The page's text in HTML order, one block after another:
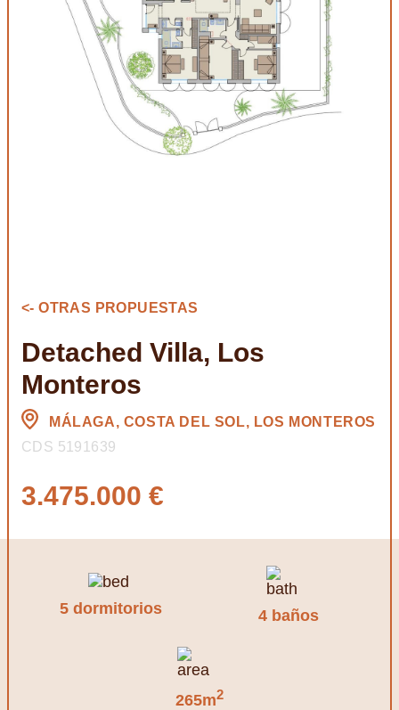
<- OTRAS PROPUESTAS
Detached Villa, Los
Monteros
MÁLAGA, COSTA DEL SOL, LOS MONTEROS
CDS 5191639
3.475.000 €
5 dormitorios 4 baños
265m2